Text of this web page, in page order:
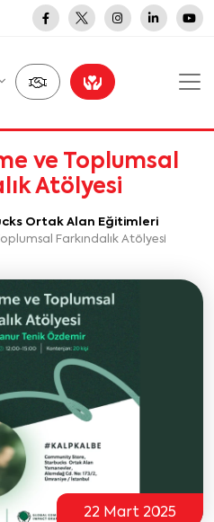
ve Toplumsal
Atölyesi
Ortak Alan Eğitimleri
Farkındalık Atölyesi
22 Mart 2025